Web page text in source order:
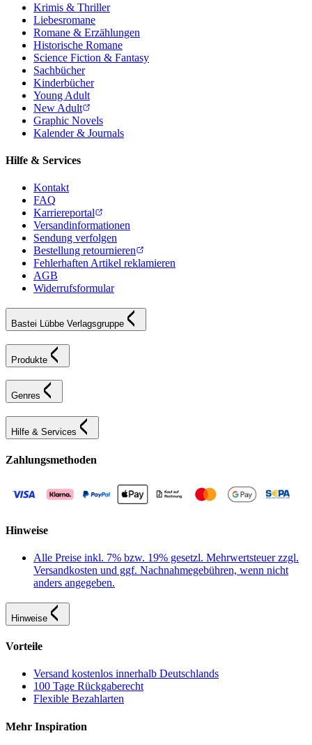
Krimis & Thriller
Liebesromane
Romane & Erzählungen
Historische Romane
Science Fiction & Fantasy
Sachbücher
Kinderbücher
Young Adult
New Adult
Graphic Novels
Kalender & Journals
Hilfe & Services
Kontakt
FAQ
Karriereportal
Versandinformationen
Sendung verfolgen
Bestellung retournieren
Fehlerhaften Artikel reklamieren
AGB
Widerrufsformular
Bastei Lübbe Verlagsgruppe
Produkte
Genres
Hilfe & Services
Zahlungsmethoden
Hinweise
Alle Preise inkl. 7% bzw. 19% gesetzl. Mehrwertsteuer zzgl.
Versandkosten und ggf. Nachnahmegebühren, wenn nicht
anders angegeben.
Hinweise
Vorteile
Versand kostenlos innerhalb Deutschlands
100 Tage Rückgaberecht
Flexible Bezahlarten
Mehr Inspiration